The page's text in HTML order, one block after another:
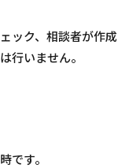
ック、相談者が作成
行いません。
です。